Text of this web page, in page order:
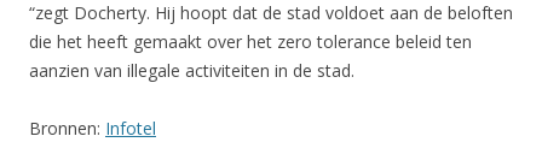
“zegt Docherty. Hij hoopt dat de stad voldoet aan de beloften
die het heeft gemaakt over het zero tolerance beleid ten
aanzien van illegale activiteiten in de stad.
Bronnen: Infotel